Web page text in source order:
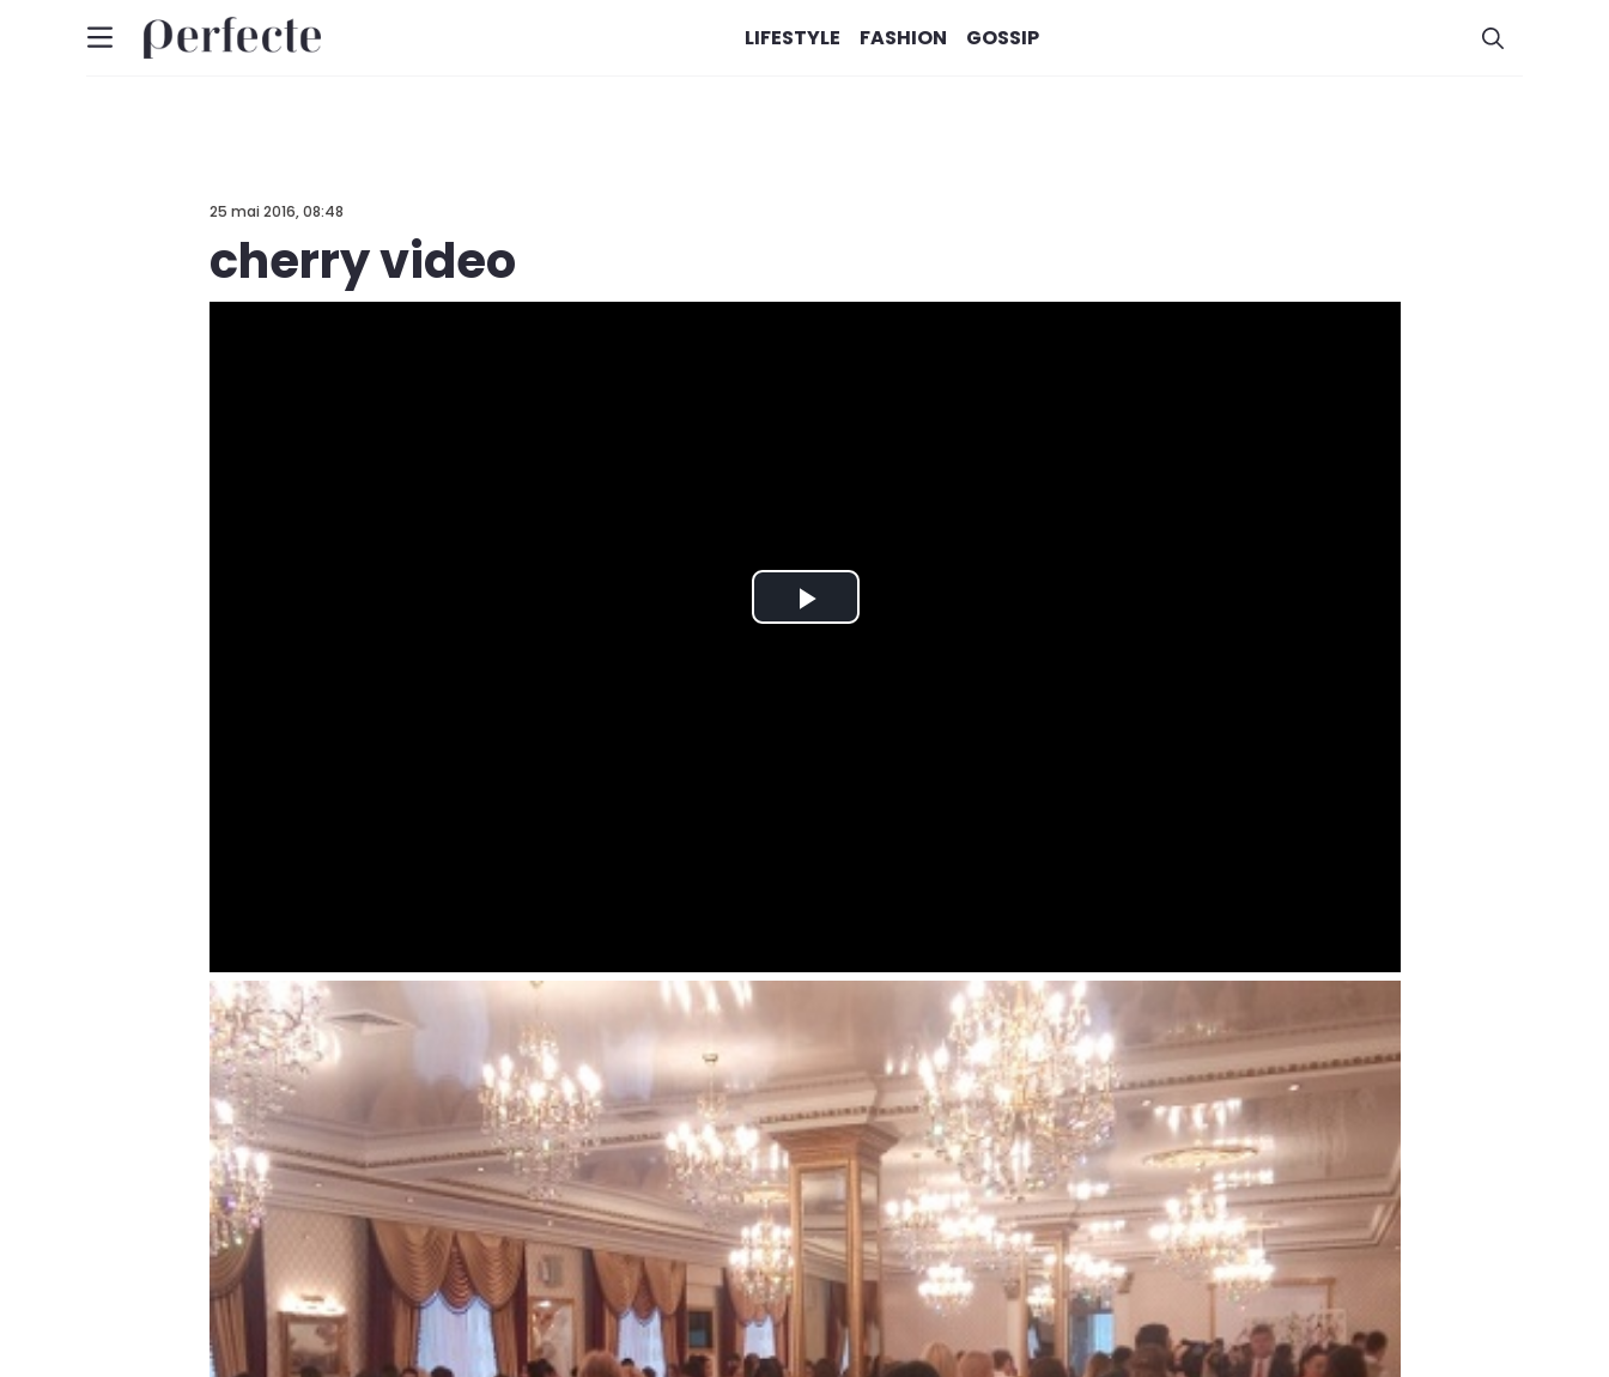
LIFESTYLE FASHION GOSSIP
25 mai 2016, 08:48
cherry video